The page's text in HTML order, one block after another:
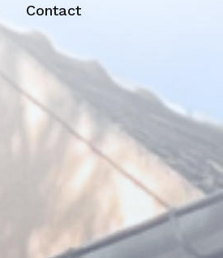
contact